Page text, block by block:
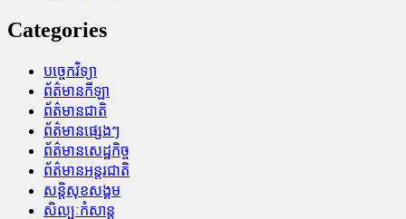
Categories
បច្ចេកវិទ្យា
ព័ត៌មានកីឡា
ព័ត៌មានជាតិ
ព័ត៌មានផ្សេងៗ
ព័ត៌មានសេដ្ឋកិច្ច
ព័ត៌មានអន្តរជាតិ
សន្តិសុខសង្គម
សិល្បៈកំសាន្ត